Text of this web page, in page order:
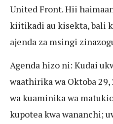
United Front. Hii
kiitikadi au kisekta, bali
ajenda za msingi
Agenda hizo ni: Kudai
waathirika wa Oktoba
wa kuaminika wa
kupotea kwa wananchi;